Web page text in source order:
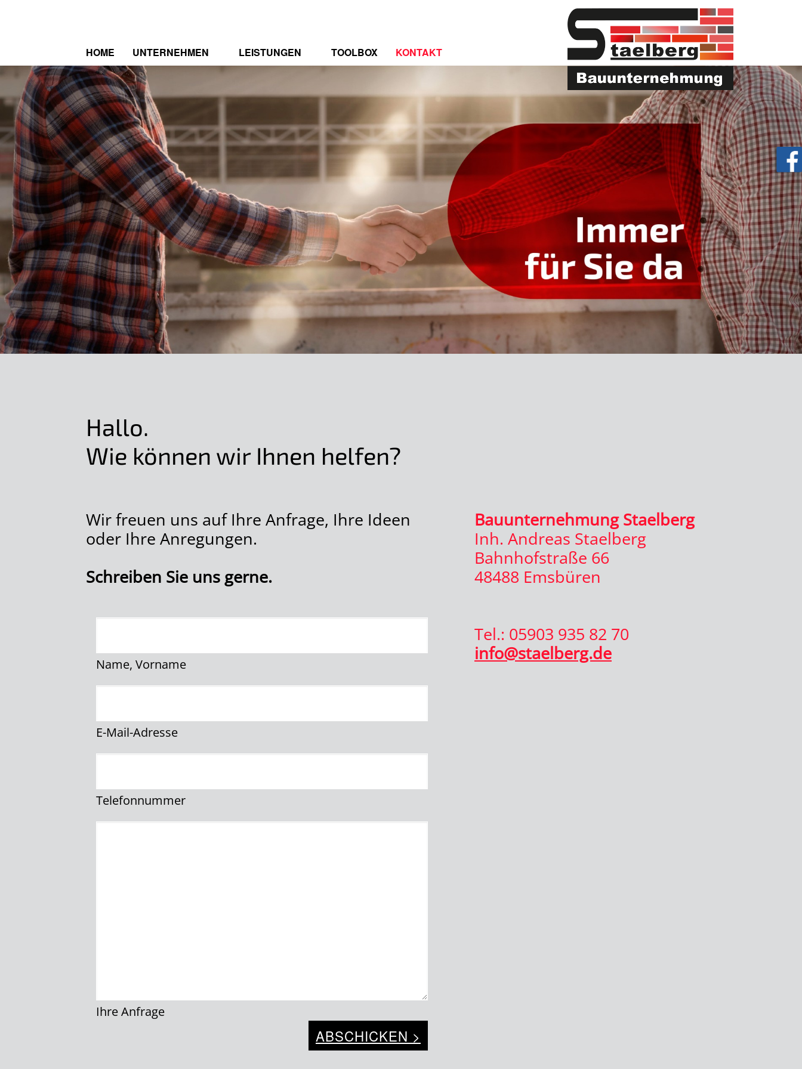
HOME
UNTERNEHMEN
WER WIR SIND
ZERTIFIZIERUNGEN
STELLENAUSSCHREIBUNG
LEISTUNGEN
TOOLBOX KONTAKT
Hallo.
Wie können wir Ihnen helfen?
Wir freuen uns auf Ihre Anfrage, Ihre Ideen
oder Ihre Anregungen.
Schreiben Sie uns gerne.
Name, Vorname
E-Mail-Adresse
Telefonnummer
Ihre Anfrage
Bauunternehmung Staelberg
Inh. Andreas Staelberg
Bahnhofstraße 66
48488 Emsbüren
Tel.: 05903 935 82 70
info@staelberg.de